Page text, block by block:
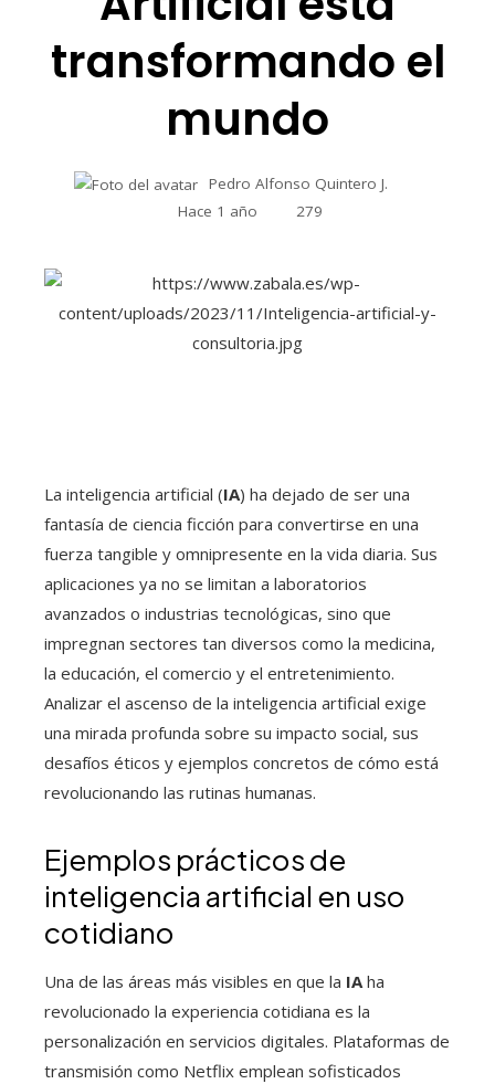
transformando el
mundo
Pedro Alfonso Quintero J.
Hace 1 año
279
La inteligencia artificial (IA) ha dejado de ser una
fantasía de ciencia ficción para convertirse en una
fuerza tangible y omnipresente en la vida diaria. Sus
aplicaciones ya no se limitan a laboratorios
avanzados o industrias tecnológicas, sino que
impregnan sectores tan diversos como la medicina,
la educación, el comercio y el entretenimiento.
Analizar el ascenso de la inteligencia artificial exige
una mirada profunda sobre su impacto social, sus
desafíos éticos y ejemplos concretos de cómo está
revolucionando las rutinas humanas.
Ejemplos prácticos de
inteligencia artificial en uso
cotidiano
Una de las áreas más visibles en que la IAha
revolucionado la experiencia cotidiana es la
personalización en servicios digitales. Plataformas de
transmisión como Netflix emplean sofisticados